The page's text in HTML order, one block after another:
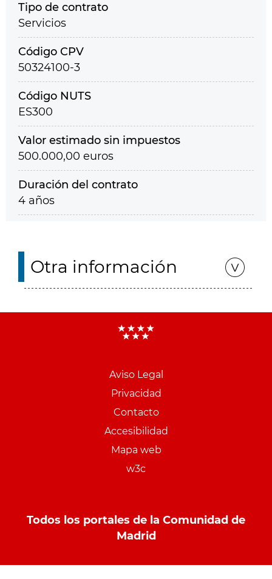
Tipo de contrato
Servicios
Código CPV
50324100-3
Código NUTS
ES300
Valor estimado sin impuestos
500.000,00 euros
Duración del contrato
4 años
Otra información
Aviso Legal
Privacidad
Contacto
Accesibilidad
Mapa web
w3c
Todos los portales de la Comunidad de
Madrid